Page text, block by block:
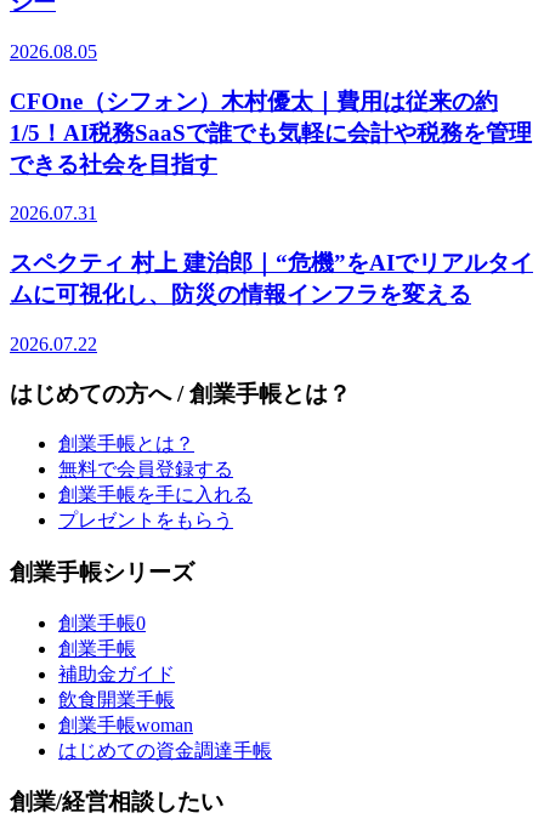
2026.08.05
CFOne（シフォン）木村優太｜費用は従来の約
1/5！AI税務SaaSで誰でも気軽に会計や税務を管理
できる社会を目指す
2026.07.31
スペクティ 村上 建治郎｜“危機”をAIでリアルタイ
ムに可視化し、防災の情報インフラを変える
2026.07.22
はじめての方へ / 創業手帳とは？
創業手帳とは？
無料で会員登録する
創業手帳を手に入れる
プレゼントをもらう
創業手帳シリーズ
創業手帳0
創業手帳
補助金ガイド
飲食開業手帳
創業手帳woman
はじめての資金調達手帳
創業/経営相談したい